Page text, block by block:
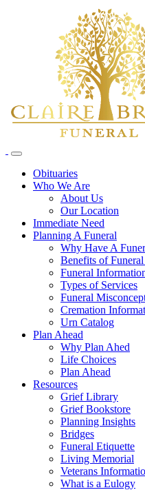
Obituaries
Who We Are
About Us
Our Location
Immediate Need
Planning A Funeral
Why Have A
Benefits of
Funeral
Types of Services
Funeral
Cremation
Urn Catalog
Plan Ahead
Why Plan Ahed
Life Choices
Plan Ahead
Resources
Grief Library
Grief Bookstore
Planning Insights
Bridges
Funeral Etiquette
Living Memorial
Veterans
What is a Eulogy